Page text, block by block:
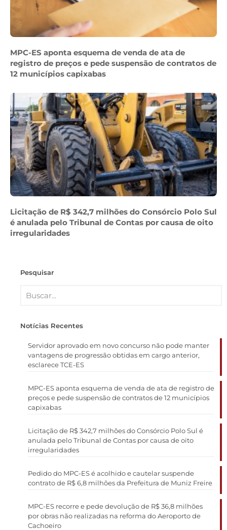
MPC-ES aponta esquema de venda de ata de
registro de preços e pede suspensão de contratos de
12 municípios capixabas
Licitação de R$ 342,7 milhões do Consórcio Polo Sul
é anulada pelo Tribunal de Contas por causa de oito
irregularidades
Pesquisar
Notícias Recentes
Servidor aprovado em novo concurso não pode manter
vantagens de progressão obtidas em cargo anterior,
esclarece TCE-ES
MPC-ES aponta esquema de venda de ata de registro de
preços e pede suspensão de contratos de 12 municípios
capixabas
Licitação de R$ 342,7 milhões do Consórcio Polo Sul é
anulada pelo Tribunal de Contas por causa de oito
irregularidades
Pedido do MPC-ES é acolhido e cautelar suspende
contrato de R$ 6,8 milhões da Prefeitura de Muniz Freire
MPC-ES recorre e pede devolução de R$ 36,8 milhões
por obras não realizadas na reforma do Aeroporto de
Cachoeiro